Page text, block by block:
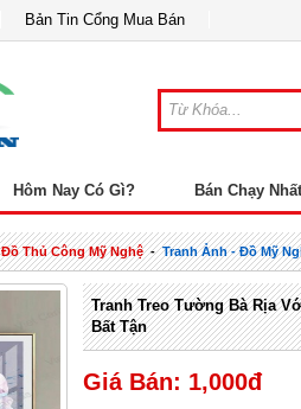
Bản Tin Cổng Mua Bán
Hôm Nay Có Gì? Bán Chạy Nhất
Đồ Thủ Công Mỹ Nghệ-Tranh Ảnh - Đồ Mỹ
Tranh Treo Tường Bà Rịa
Bất Tận
Giá Bán: 1,000đ